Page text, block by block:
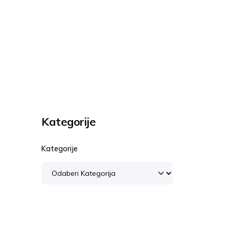
Kategorije
Kategorije